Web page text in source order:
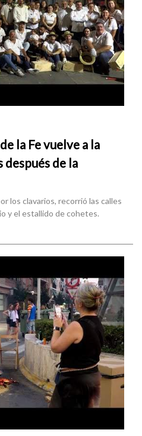
la Fe vuelve a la
de la
los clavarios, recorrió las calles
y el estallido de cohetes.